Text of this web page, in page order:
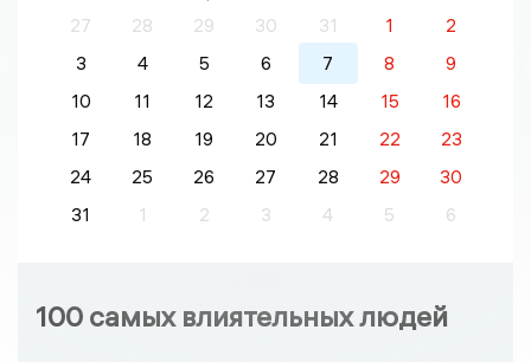
27
28 29 30 31 1
2
3
4 5 6 7 8
9
10
11 12 13 14 15
16
17
18 19 20 21 22
23
24
25 26 27 28 29
30
31
1 2 3 4 5 6
100 самых влиятельных людей